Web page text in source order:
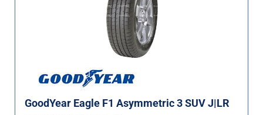
GoodYear Eagle F1 Asymmetric 3 SUV J|LR